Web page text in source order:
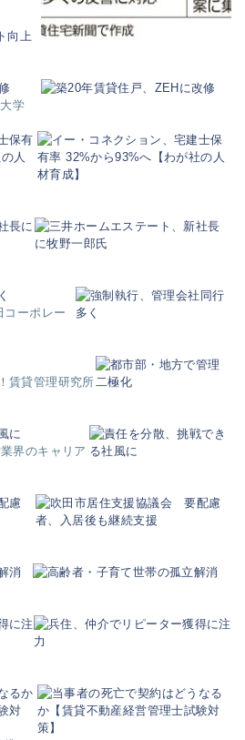
向上
学
保有
人
長に
コーポレー
賃貸管理研究所
に
界のキャリア
慮
消
に注
るか
対